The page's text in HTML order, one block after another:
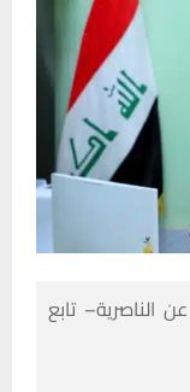
الناصرية– تابع